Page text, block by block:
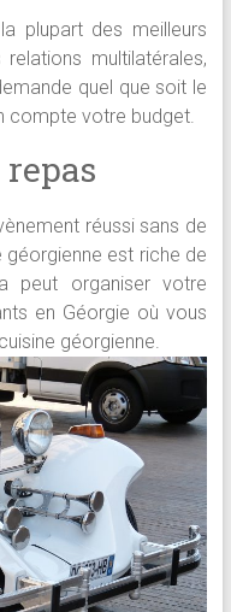
plupart des meilleurs
multilatérales,
quel que soit le
compte votre budget.
réussi sans de
géorgienne est riche de
peut organiser votre
en Géorgie où vous
géorgienne.